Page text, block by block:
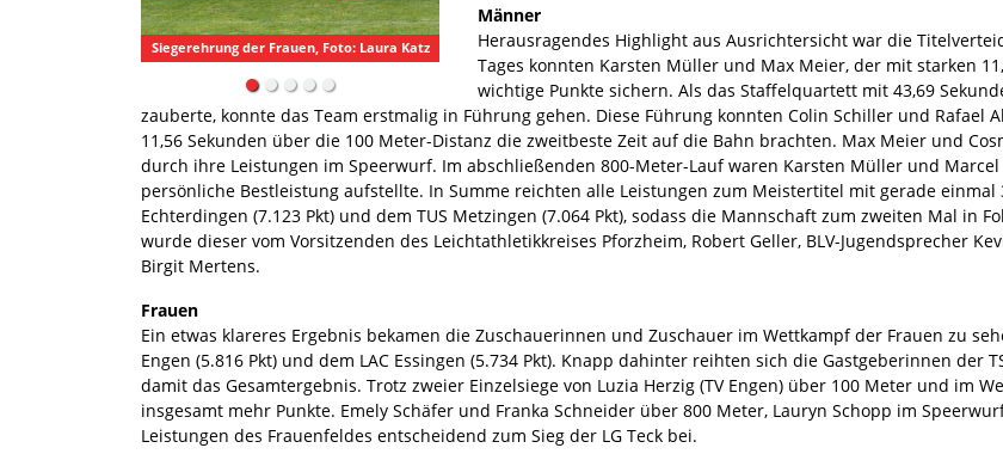
Siegerehrung der Frauen, Foto: Laura Katz
Männer
Herausragendes Highlight aus Ausrichtersicht war die
Tages konnten Karsten Müller und Max Meier, der mit starken
wichtige Punkte sichern. Als das Staffelquartett mit 43,69
zauberte, konnte das Team erstmalig in Führung gehen. Diese Führung konnten Colin Schiller und Rafael
11,56 Sekunden über die 100 Meter-Distanz die zweitbeste Zeit auf die Bahn brachten. Max Meier und
durch ihre Leistungen im Speerwurf. Im abschließenden 800-Meter-Lauf waren Karsten Müller und
persönliche Bestleistung aufstellte. In Summe reichten alle Leistungen zum Meistertitel mit gerade einmal
Echterdingen (7.123 Pkt) und dem TUS Metzingen (7.064 Pkt), sodass die Mannschaft zum zweiten Mal in
wurde dieser vom Vorsitzenden des Leichtathletikkreises Pforzheim, Robert Geller, BLV-Jugendsprecher
Birgit Mertens.
Frauen
Ein etwas klareres Ergebnis bekamen die Zuschauerinnen und Zuschauer im Wettkampf der Frauen zu
Engen (5.816 Pkt) und dem LAC Essingen (5.734 Pkt). Knapp dahinter reihten sich die Gastgeberinnen
damit das Gesamtergebnis. Trotz zweier Einzelsiege von Luzia Herzig (TV Engen) über 100 Meter und im
insgesamt mehr Punkte. Emely Schäfer und Franka Schneider über 800 Meter, Lauryn Schopp im
Leistungen des Frauenfeldes entscheidend zum Sieg der LG Teck bei.